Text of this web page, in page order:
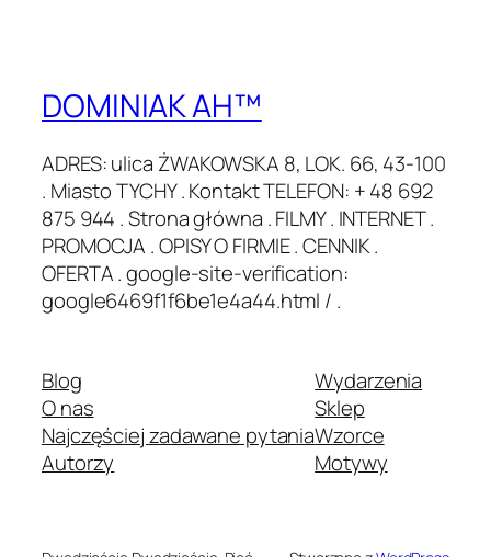
DOMINIAK AH™
ADRES: ulica ŻWAKOWSKA 8, LOK. 66, 43-100
. Miasto TYCHY . Kontakt TELEFON: + 48 692
875 944 . Strona główna . FILMY . INTERNET .
PROMOCJA . OPISY O FIRMIE . CENNIK .
OFERTA . google-site-verification:
google6469f1f6be1e4a44.html / .
Blog
O nas
Najczęściej zadawane pytania
Autorzy
Wydarzenia
Sklep
Wzorce
Motywy